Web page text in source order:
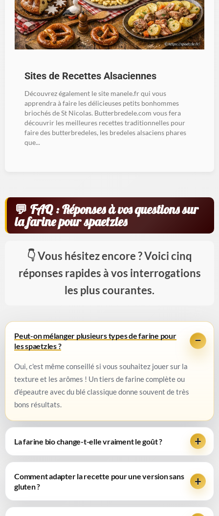
Sites de Recettes Alsaciennes
Découvrez également le site manele.fr qui vous
apprendra à faire les délicieuses petits bonhommes
briochés de St Nicolas. Butterbredele.com vous fera
découvrir les meilleures recettes traditionnelles pour
faire des butterbredeles, les bredeles alsaciens phares
que...
FAQ : Réponses à vos questions sur
la farine pour spaetzles
Vous hésitez encore ? Voici cinq
réponses rapides à vos interrogations
les plus courantes.
Peut-on mélanger plusieurs types de farine pour
les spaetzles ?
Oui, c'est même conseillé si vous souhaitez jouer sur la
texture et les arômes ! Un tiers de farine complète ou
d'épeautre avec du blé classique donne souvent de très
bons résultats.
La farine bio change-t-elle vraiment le goût ?
Comment adapter la recette pour une version sans
gluten ?